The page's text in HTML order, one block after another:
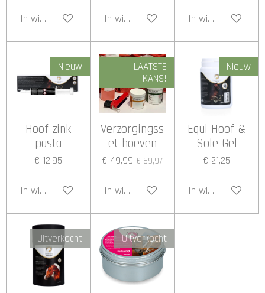
In winkelwagen In winkelwagen In winkelwagen
Nieuw
Hoof zink
pasta
€ 12,95
In winkelwagen
LAATSTE
KANS!
Verzorgingss
et hoeven
€ 49,99 € 69,97
In winkelwagen
Nieuw
Equi Hoof &
Sole Gel
€ 21,25
In winkelwagen
Uitverkocht Uitverkocht